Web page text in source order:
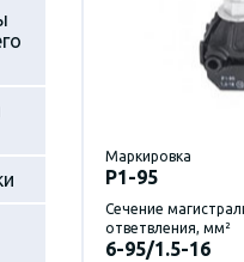
Маркировка
P1-95
Сечение
ответвления, мм²
6-95/1.5-16